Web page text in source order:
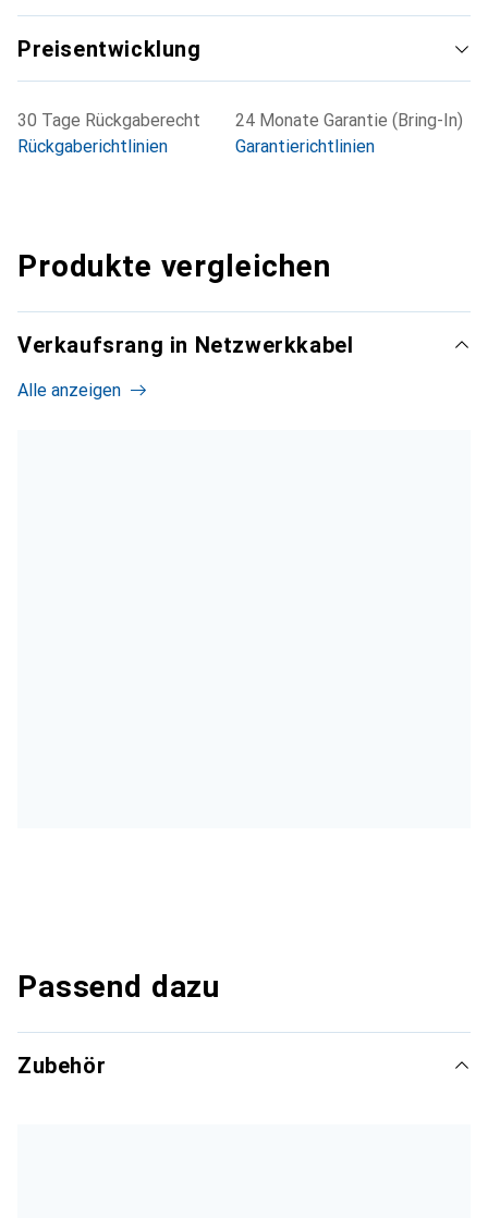
Preisentwicklung
30 Tage Rückgaberecht
Rückgaberichtlinien
24 Monate Garantie (Bring-In)
Garantierichtlinien
Produkte vergleichen
Verkaufsrang in Netzwerkkabel
Alle anzeigen
Passend dazu
Zubehör